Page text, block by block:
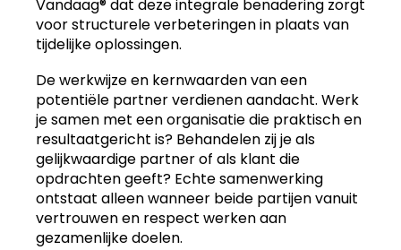
Vandaag® dat deze integrale benadering zorgt
voor structurele verbeteringen in plaats van
tijdelijke oplossingen.
De werkwijze en kernwaarden van een
potentiële partner verdienen aandacht. Werk
je samen met een organisatie die praktisch en
resultaatgericht is? Behandelen zij je als
gelijkwaardige partner of als klant die
opdrachten geeft? Echte samenwerking
ontstaat alleen wanneer beide partijen vanuit
vertrouwen en respect werken aan
gezamenlijke doelen.